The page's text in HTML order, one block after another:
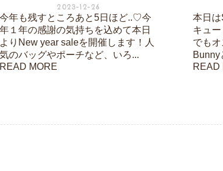
2023-12-26
今年も残すところあと5日ほど..♡今
年１年の感謝の気持ちを込めて本日
よりNew year saleを開催します！人
気のバッグやポーチなど、いろ...
READ MORE
本日
キュ
でも
Bunny
READ